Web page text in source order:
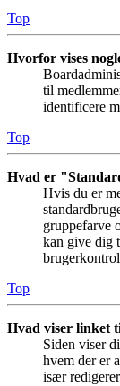
Top
Hvorfor vises
til
identificere
Top
Hvad er
Hvis du er
gruppefarve
kan give dig
Top
Hvad viser linket
Siden viser
hvem der er
især